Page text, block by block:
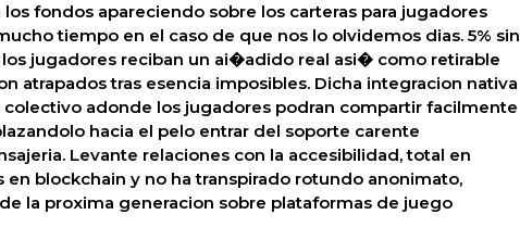
fondos apareciendo sobre los carteras para jugadores
tiempo en el caso de que nos lo olvidemos dias. 5% sin
jugadores reciban un ai�adido real asi� como retirable
atrapados tras esencia imposibles. Dicha integracion nativa
adonde los jugadores podran compartir facilmente
hacia el pelo entrar del soporte carente
Levante relaciones con la accesibilidad, total en
blockchain y no ha transpirado rotundo anonimato,
la proxima generacion sobre plataformas de juego